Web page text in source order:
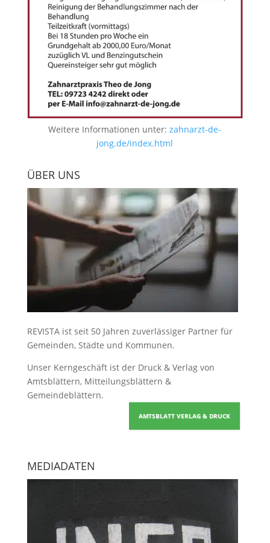
Weitere Informationen unter:zahnarzt-de-
jong.de/index.html
ÜBER UNS
REVISTA ist seit 50 Jahren zuverlässiger Partner für
Gemeinden, Städte und Kommunen.
Unser Kerngeschäft ist der Druck & Verlag von
Amtsblättern, Mitteilungsblättern &
Gemeindeblättern.
AMTSBLATT VERLAG & DRUCK
MEDIADATEN